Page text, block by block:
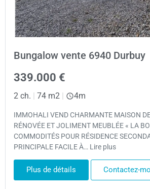
Bungalow vente 6940 Durbuy
339.000 €
2 ch. 74 m2 4m
IMMOHALI VEND CHARMANTE MAISON
RÉNOVÉE ET JOLIMENT MEUBLÉE « LA
COMMODITÉS POUR RÉSIDENCE
PRINCIPALE FACILE À… Lire plus
Plus de détails Contactez-